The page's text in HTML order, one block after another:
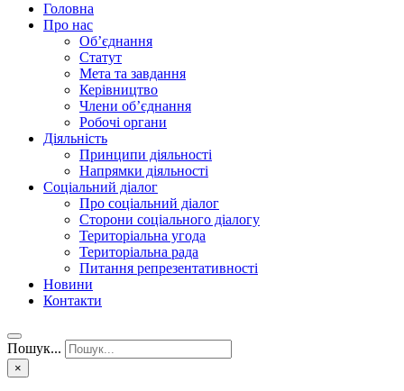
Головна
Про нас
Об’єднання
Статут
Мета та завдання
Керівництво
Члени об’єднання
Робочі органи
Діяльність
Принципи діяльності
Напрямки діяльності
Соціальний діалог
Про соціальний діалог
Сторони соціального діалогу
Територіальна угода
Територіальна рада
Питання репрезентативності
Новини
Контакти
Пошук...
×